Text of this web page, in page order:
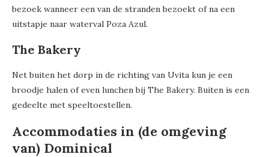
bezoek wanneer een van de stranden bezoekt of na een
uitstapje naar waterval Poza Azul.
The Bakery
Net buiten het dorp in de richting van Uvita kun je een
broodje halen of even lunchen bij The Bakery. Buiten is een
gedeelte met speeltoestellen.
Accommodaties in (de omgeving
van) Dominical